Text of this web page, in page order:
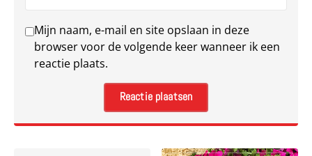
Mijn naam, e-mail en site opslaan in deze
browser voor de volgende keer wanneer ik een
reactie plaats.